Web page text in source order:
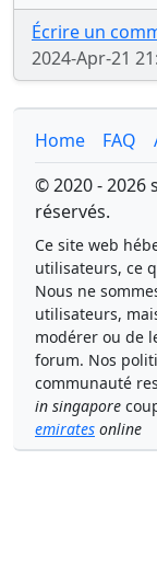
Écrire un
2024-Apr-21
Home FAQ
© 2020 - 2026
réservés.
Ce site web
utilisateurs, ce
Nous ne
utilisateurs,
modérer ou de
forum. Nos
communauté
in singapore
emirates online